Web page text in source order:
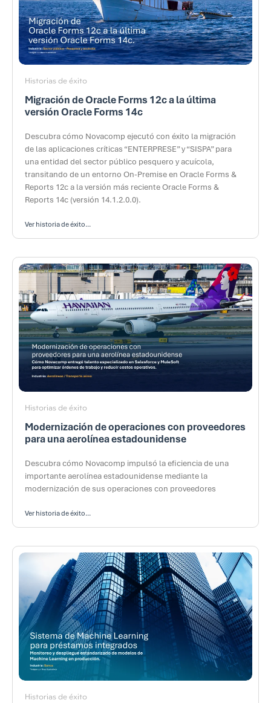
Historias de éxito
Migración de Oracle Forms 12c a la última
versión Oracle Forms 14c
Descubra cómo Novacomp ejecutó con éxito la migración
de las aplicaciones críticas “ENTERPRESE” y “SISPA” para
una entidad del sector público pesquero y acuícola,
transitando de un entorno On-Premise en Oracle Forms &
Reports 12c a la versión más reciente Oracle Forms &
Reports 14c (versión 14.1.2.0.0).
Ver historia de éxito...
Historias de éxito
Modernización de operaciones con proveedores
para una aerolínea estadounidense
Descubra cómo Novacomp impulsó la eficiencia de una
importante aerolínea estadounidense mediante la
modernización de sus operaciones con proveedores
Ver historia de éxito...
Historias de éxito